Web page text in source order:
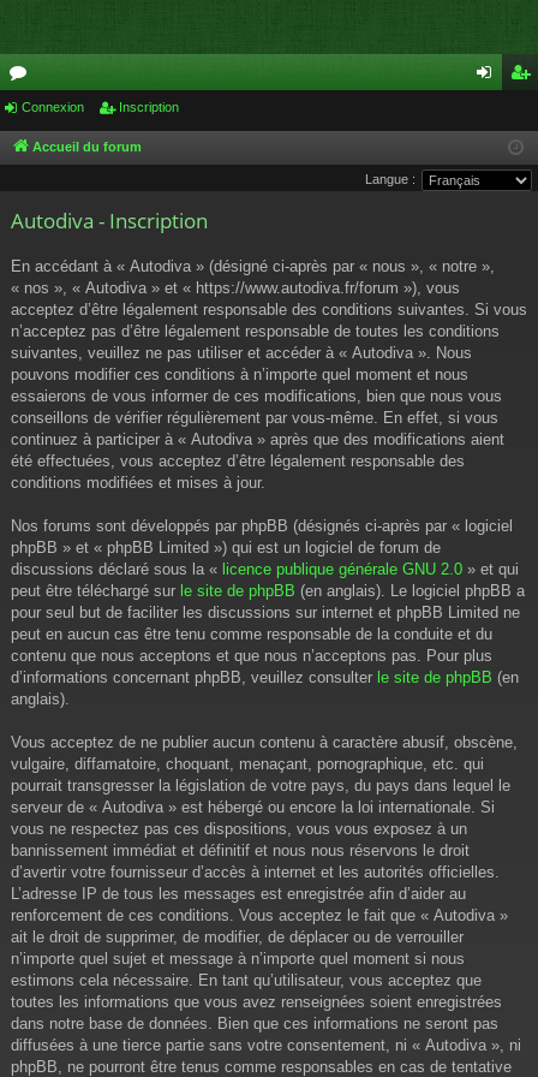
or
u
s
cri
pti
Connexion Inscription
Accueil du forum
Langue :
Autodiva - Inscription
En accédant à « Autodiva » (désigné ci-après par « nous », « notre »,
« nos », « Autodiva » et « https://www.autodiva.fr/forum »), vous
acceptez d’être légalement responsable des conditions suivantes. Si vous
n’acceptez pas d’être légalement responsable de toutes les conditions
suivantes, veuillez ne pas utiliser et accéder à « Autodiva ». Nous
pouvons modifier ces conditions à n’importe quel moment et nous
essaierons de vous informer de ces modifications, bien que nous vous
conseillons de vérifier régulièrement par vous-même. En effet, si vous
continuez à participer à « Autodiva » après que des modifications aient
été effectuées, vous acceptez d’être légalement responsable des
conditions modifiées et mises à jour.
Nos forums sont développés par phpBB (désignés ci-après par « logiciel
phpBB » et « phpBB Limited ») qui est un logiciel de forum de
discussions déclaré sous la « licence publique générale GNU 2.0 » et qui
peut être téléchargé sur le site de phpBB (en anglais). Le logiciel phpBB a
pour seul but de faciliter les discussions sur internet et phpBB Limited ne
peut en aucun cas être tenu comme responsable de la conduite et du
contenu que nous acceptons et que nous n’acceptons pas. Pour plus
d’informations concernant phpBB, veuillez consulter le site de phpBB (en
anglais).
Vous acceptez de ne publier aucun contenu à caractère abusif, obscène,
vulgaire, diffamatoire, choquant, menaçant, pornographique, etc. qui
pourrait transgresser la législation de votre pays, du pays dans lequel le
serveur de « Autodiva » est hébergé ou encore la loi internationale. Si
vous ne respectez pas ces dispositions, vous vous exposez à un
bannissement immédiat et définitif et nous nous réservons le droit
d’avertir votre fournisseur d’accès à internet et les autorités officielles.
L’adresse IP de tous les messages est enregistrée afin d’aider au
renforcement de ces conditions. Vous acceptez le fait que « Autodiva »
ait le droit de supprimer, de modifier, de déplacer ou de verrouiller
n’importe quel sujet et message à n’importe quel moment si nous
estimons cela nécessaire. En tant qu’utilisateur, vous acceptez que
toutes les informations que vous avez renseignées soient enregistrées
dans notre base de données. Bien que ces informations ne seront pas
diffusées à une tierce partie sans votre consentement, ni « Autodiva », ni
phpBB, ne pourront être tenus comme responsables en cas de tentative